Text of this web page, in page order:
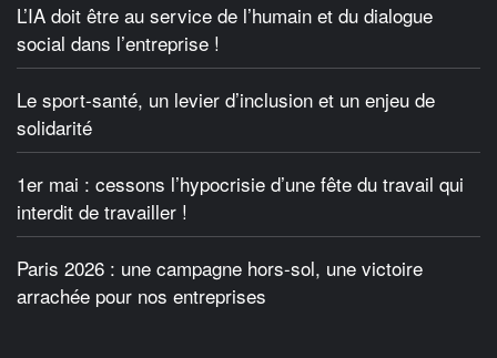
L’IA doit être au service de l’humain et du dialogue
social dans l’entreprise !
Le sport-santé, un levier d’inclusion et un enjeu de
solidarité
1er mai : cessons l’hypocrisie d’une fête du travail qui
interdit de travailler !
Paris 2026 : une campagne hors-sol, une victoire
arrachée pour nos entreprises